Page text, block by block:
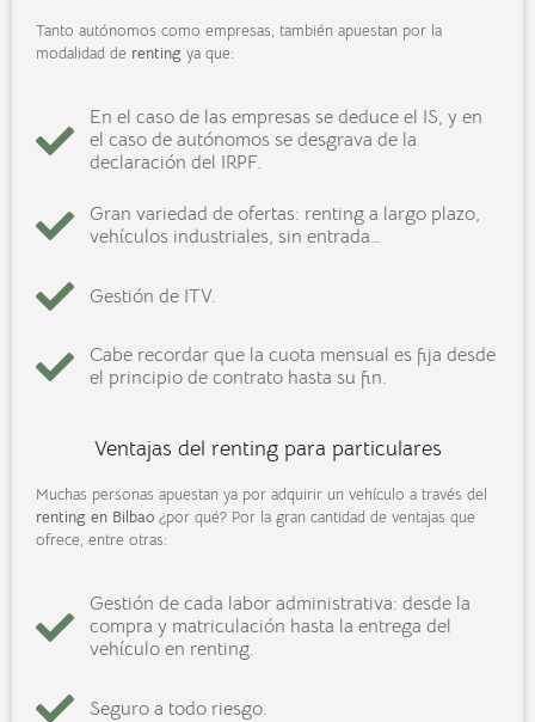
Tanto autónomos como empresas, también apuestan por la
modalidad de renting ya que:
En el caso de las empresas se deduce el IS, y en
el caso de autónomos se desgrava de la
declaración del IRPF.
Gran variedad de ofertas: renting a largo plazo,
vehículos industriales, sin entrada…
Gestión de ITV.
Cabe recordar que la cuota mensual es fija desde
el principio de contrato hasta su fin.
Ventajas del renting para particulares
Muchas personas apuestan ya por adquirir un vehículo a través del
renting en Bilbao ¿por qué? Por la gran cantidad de ventajas que
ofrece, entre otras:
Gestión de cada labor administrativa: desde la
compra y matriculación hasta la entrega del
vehículo en renting.
Seguro a todo riesgo.